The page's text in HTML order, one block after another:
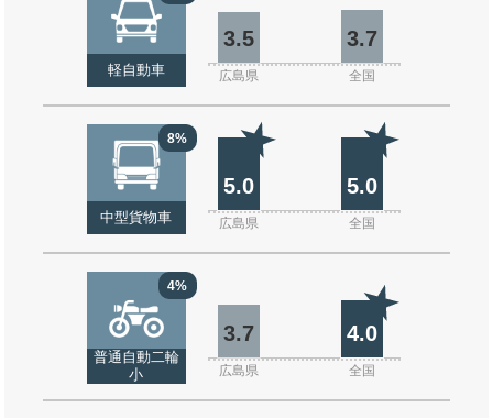
軽自動車
3.5 3.7
広島県 全国
8%
中型貨物車
5.0 5.0
広島県 全国
4%
普通自動二輪
小
3.7 4.0
広島県 全国